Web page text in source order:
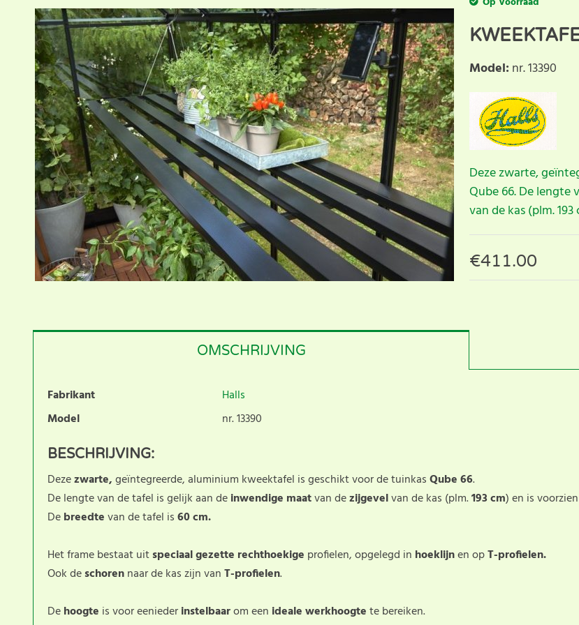
Model: nr. 13390
Deze zwarte,
Qube 66. De lengte
van de kas (plm.
€411.00
OMSCHRIJVING
Fabrikant
Halls
Model
nr. 13390
BESCHRIJVING:
Dezezwarte,geïntegreerde, aluminium kweektafel is geschikt voor de tuinkasQube 66.
De lengte van de tafel is gelijk aan deinwendige maatvan dezijgevelvan de kas (plm.193 cm) en is
Debreedtevan de tafel is60 cm.
Het frame bestaat uitspeciaal gezette rechthoekige profielen, opgelegd in hoeklijnen opT-profielen.
Ook deschorennaar de kas zijn vanT-profielen.
Dehoogte is voor eeniederinstelbaarom een ideale werkhoogtete bereiken.